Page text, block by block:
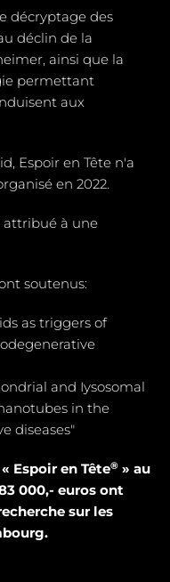
décryptage des
déclin de la
ainsi que la
permettant
aux
Espoir en Tête n'a
en 2022.
attribué à une
soutenus:
as triggers of
and Iysosomal
in the
diseases"
Espoir en Tête® » au
000,- euros ont
sur les